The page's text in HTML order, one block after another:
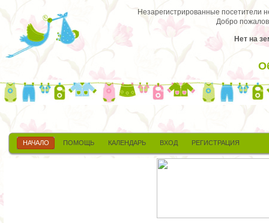
Незарегистрированные посетители
Добро
Нет на
НАЧАЛО ПОМОЩЬ КАЛЕНДАРЬ ВХОД РЕГИСТРАЦИЯ